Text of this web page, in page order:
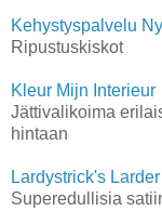
Kehystyspalvelu
Ripustuskiskot
Kleur Mijn Interieur
Jättivalikoima
hintaan
Lardystrick's Larder
Superedullisia